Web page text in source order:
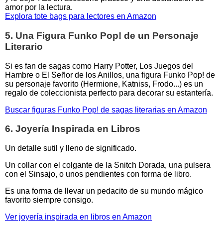
amor por la lectura.
Explora tote bags para lectores en Amazon
5. Una Figura Funko Pop! de un Personaje
Literario
Si es fan de sagas como Harry Potter, Los Juegos del
Hambre o El Señor de los Anillos, una figura Funko Pop! de
su personaje favorito (Hermione, Katniss, Frodo...) es un
regalo de coleccionista perfecto para decorar su estantería.
Buscar figuras Funko Pop! de sagas literarias en Amazon
6. Joyería Inspirada en Libros
Un detalle sutil y lleno de significado.
Un collar con el colgante de la Snitch Dorada, una pulsera
con el Sinsajo, o unos pendientes con forma de libro.
Es una forma de llevar un pedacito de su mundo mágico
favorito siempre consigo.
Ver joyería inspirada en libros en Amazon